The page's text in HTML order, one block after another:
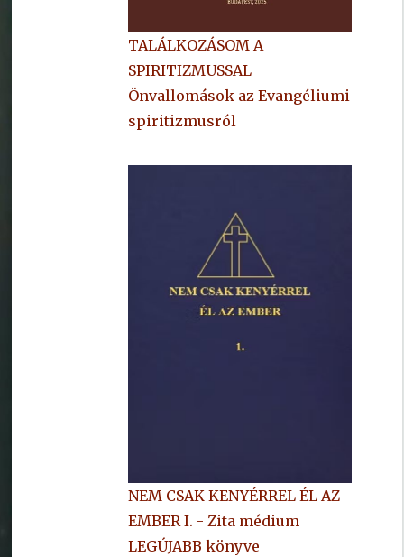
TALÁLKOZÁSOM A
SPIRITIZMUSSAL
Önvallomások az Evangéliumi
spiritizmusról
NEM CSAK KENYÉRREL ÉL AZ
EMBER I. - Zita médium
LEGÚJABB könyve